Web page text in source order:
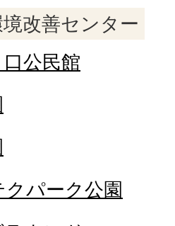
改善センター
公民館
パーク公園